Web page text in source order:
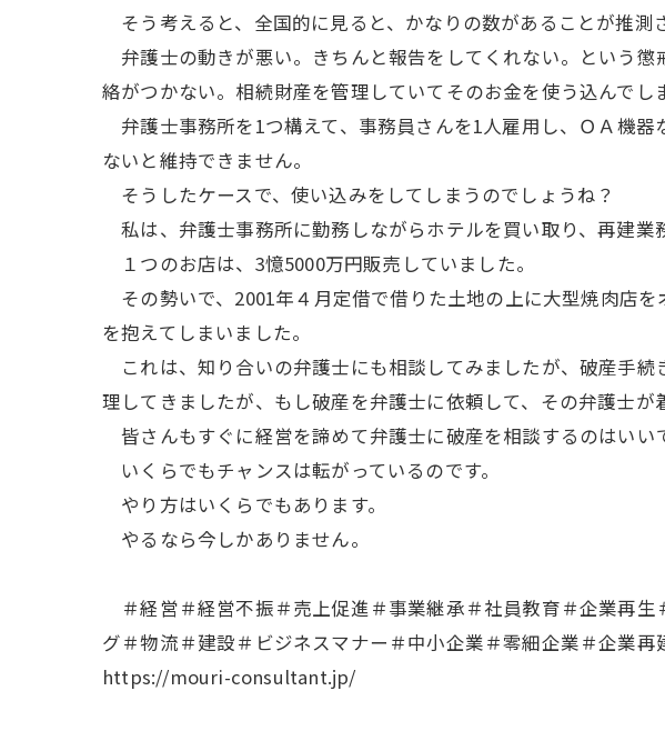
そう考えると、全国的に見ると、かなりの数があることが推測
弁護士の動きが悪い。きちんと報告をしてくれない。という
絡がつかない。相続財産を管理していてそのお金を使う込んでし
弁護士事務所を1つ構えて、事務員さんを1人雇用し、ＯＡ機
ないと維持できません。
そうしたケースで、使い込みをしてしまうのでしょうね？
私は、弁護士事務所に勤務しながらホテルを買い取り、再建業
１つのお店は、3憶5000万円販売していました。
その勢いで、2001年４月定借で借りた土地の上に大型焼肉店
を抱えてしまいました。
これは、知り合いの弁護士にも相談してみましたが、破産手
理してきましたが、もし破産を弁護士に依頼して、その弁護士が
皆さんもすぐに経営を諦めて弁護士に破産を相談するのはいい
いくらでもチャンスは転がっているのです。
やり方はいくらでもあります。
やるなら今しかありません。
＃経営＃経営不振＃売上促進＃事業継承＃社員教育＃企業再
グ＃物流＃建設＃ビジネスマナー＃中小企業＃零細企業＃企業
https://mouri-consultant.jp/